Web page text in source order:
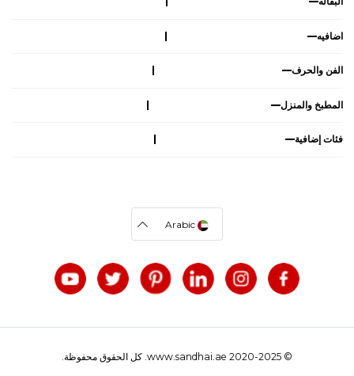
اضافيه
الفن والحرف
المطبخ والمنزل
فئات إضافية
Arabic
© 2020-2025 www.sandhai.ae. كل الحقوق محفوظة.